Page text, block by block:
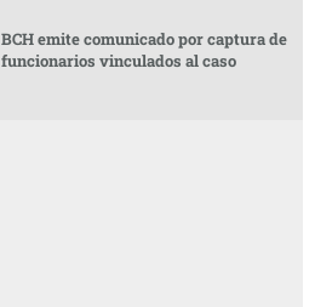
BCH emite comunicado por captura de
funcionarios vinculados al caso